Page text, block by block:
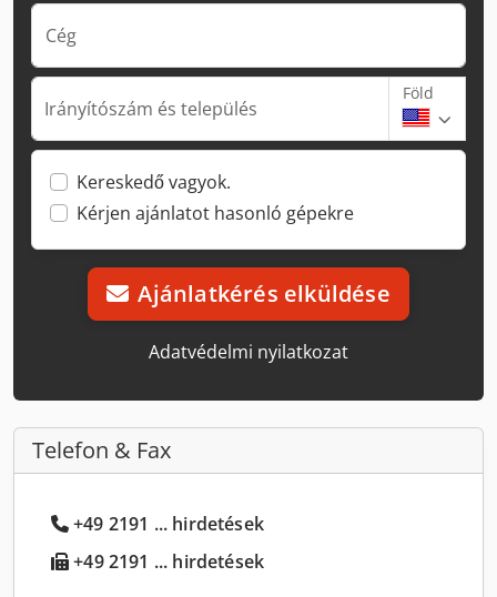
Cég
Irányítószám és település
Föld
Kereskedő vagyok.
Kérjen ajánlatot hasonló gépekre
Ajánlatkérés elküldése
Adatvédelmi nyilatkozat
Telefon & Fax
+49 2191 ... hirdetések
+49 2191 ... hirdetések